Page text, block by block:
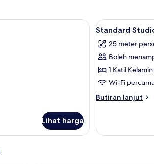
Studio, Kitchen | Meja, seterika/papan
Lihat harga
Lihat
semua
foto
untuk
Standard
Studio,
Kitchen
(Triple)
8
Standard
25 meter
Boleh
1 Katil
Wi-Fi percuma
Butiran lanjut
Butiran
Studio,